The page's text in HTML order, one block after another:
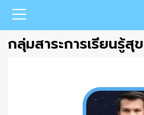
Menu
กลุ่มสาระการเรียนรู้สุ